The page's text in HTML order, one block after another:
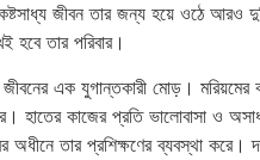
জীবন তার জন্য হয়ে ওঠে
হবে তার পরিবার।
এক যুগান্তকারী মোড়।
হাতের কাজের প্রতি ভালোবাসা ও
তার প্রশিক্ষণের ব্যবস্থা করে।